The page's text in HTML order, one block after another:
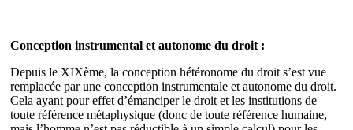
Conception instrumental et autonome du droit :
Depuis le XIXème, la conception hétéronome du droit s’est vue
remplacée par une conception instrumentale et autonome du droit.
Cela ayant pour effet d’émanciper le droit et les institutions de
toute référence métaphysique (donc de toute référence humaine,